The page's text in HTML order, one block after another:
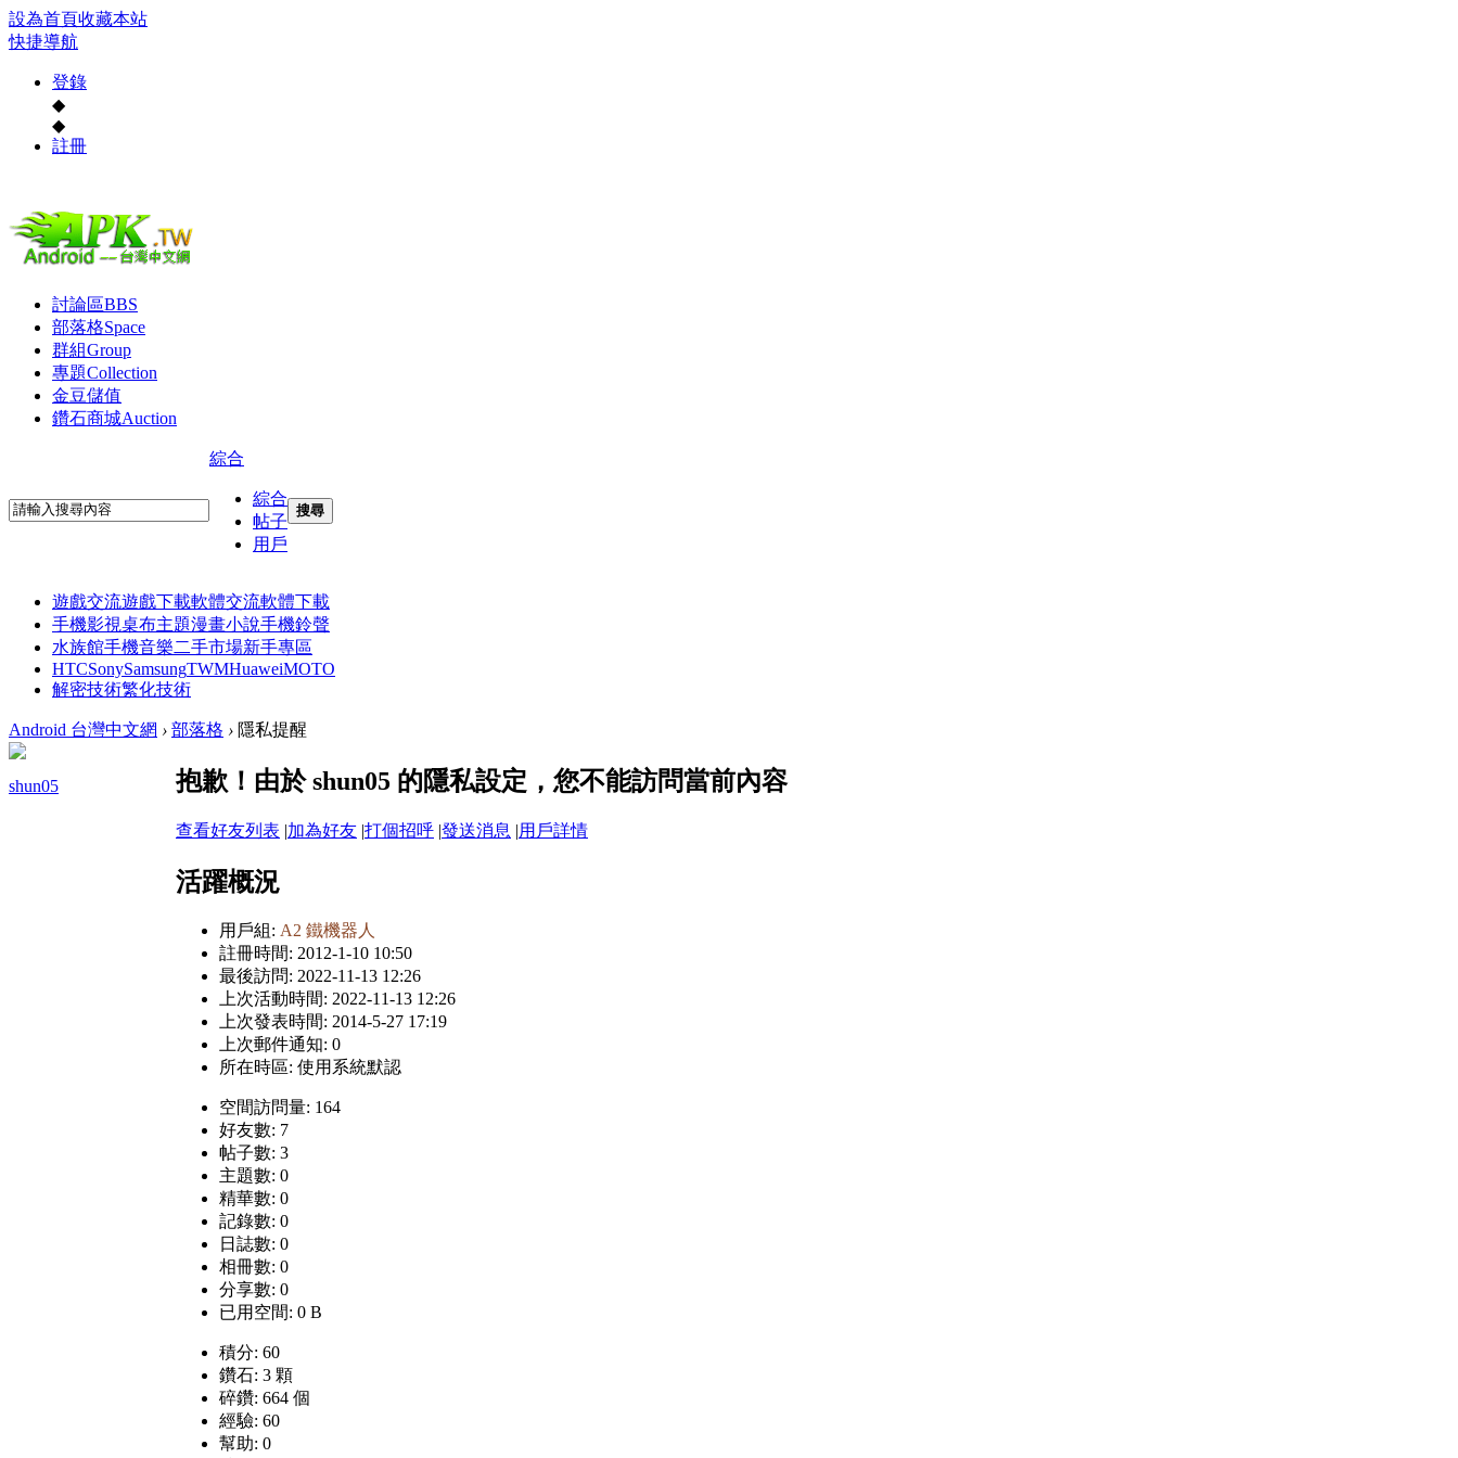
設為首頁收藏本站
快捷導航
登錄
◆
◆
註冊
討論區BBS
部落格Space
群組Group
專題Collection
金豆儲值
鑽石商城Auction
綜合
綜合
帖子
用戶
搜尋
遊戲交流遊戲下載軟體交流軟體下載
手機影視桌布主題漫畫小說手機鈴聲
水族館手機音樂二手市場新手專區
HTCSonySamsungTWMHuaweiMOTO
解密技術繁化技術
Android 台灣中文網 › 部落格 › 隱私提醒
shun05 抱歉！由於 shun05 的隱私設定，您不能訪問當前內容
查看好友列表 |加為好友 |打個招呼 |發送消息 |用戶詳情
活躍概況
用戶組: A2 鐵機器人
註冊時間: 2012-1-10 10:50
最後訪問: 2022-11-13 12:26
上次活動時間: 2022-11-13 12:26
上次發表時間: 2014-5-27 17:19
上次郵件通知: 0
所在時區: 使用系統默認
空間訪問量: 164
好友數: 7
帖子數: 3
主題數: 0
精華數: 0
記錄數: 0
日誌數: 0
相冊數: 0
分享數: 0
已用空間: 0 B
積分: 60
鑽石: 3 顆
碎鑽: 664 個
經驗: 60
幫助: 0